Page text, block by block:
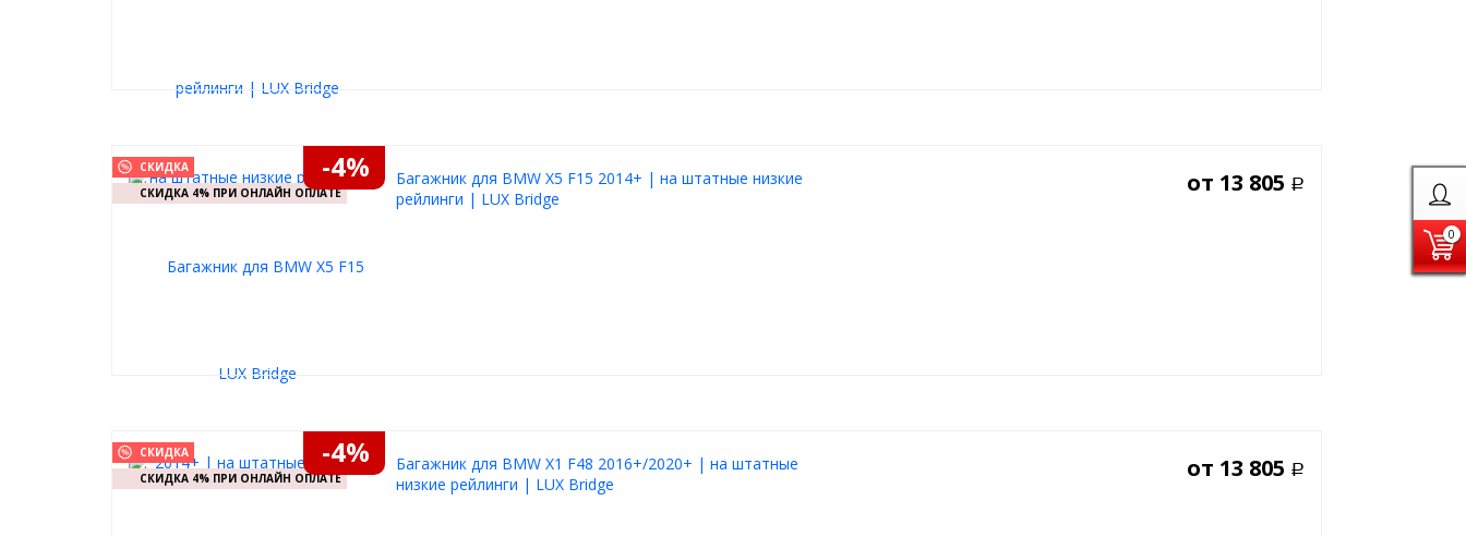
0
СКИДКА
СКИДКА 4% ПРИ ОНЛАЙН ОПЛАТЕ
-4%
Багажник для BMW X5 F15 2014+ | на штатные низкие
рейлинги | LUX Bridge
от 13 805 Р
СКИДКА
СКИДКА 4% ПРИ ОНЛАЙН ОПЛАТЕ
-4%
Багажник для BMW X1 F48 2016+/2020+ | на штатные
низкие рейлинги | LUX Bridge
от 13 805 Р